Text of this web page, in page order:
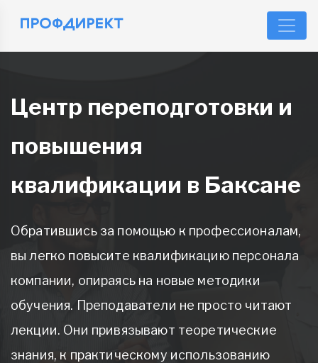
Центр переподготовки и
повышения
квалификации в Баксане
Обратившись за помощью к профессионалам,
вы легко повысите квалификацию персонала
компании, опираясь на новые методики
обучения. Преподаватели не просто читают
лекции. Они привязывают теоретические
знания, к практическому использованию